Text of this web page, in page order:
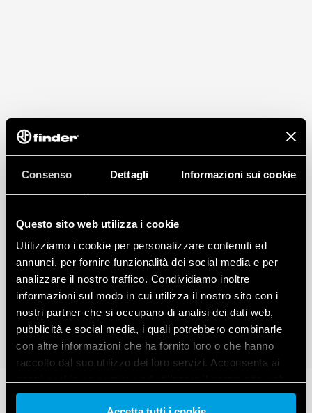
Consenso Dettagli Informazioni sui cookie
Questo sito web utilizza i cookie
Utilizziamo i cookie per personalizzare contenuti ed
annunci, per fornire funzionalità dei social media e per
analizzare il nostro traffico. Condividiamo inoltre
informazioni sul modo in cui utilizza il nostro sito con i
nostri partner che si occupano di analisi dei dati web,
pubblicità e social media, i quali potrebbero combinarle
con altre informazioni che ha fornito loro o che hanno
raccolto dal suo utilizzo dei loro servizi. Acconsenta ai